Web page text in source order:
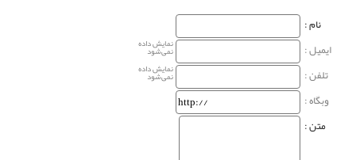
نام‌ :
ایمیل :
نمایش داده
نمی‌شود
تلفن : نمایش داده
نمی‌شود
وبگاه‌ :
متن :